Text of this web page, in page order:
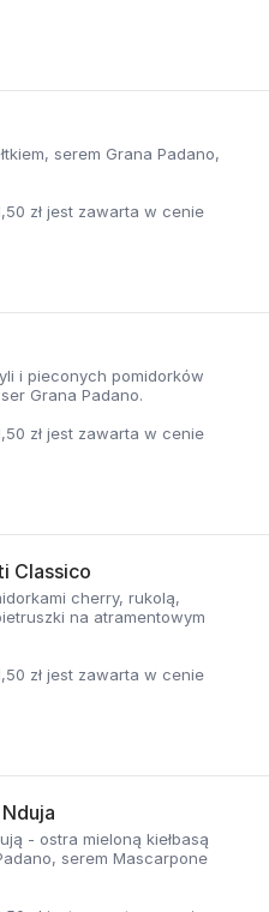
serem Grana Padano,
zł jest zawarta w cenie
i pieconych pomidorków
Grana Padano.
zł jest zawarta w cenie
Classico
cherry, rukolą,
na atramentowym
zł jest zawarta w cenie
- ostra mieloną kiełbasą
serem Mascarpone